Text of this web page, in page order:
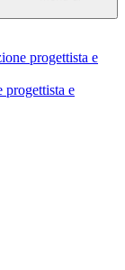
progettista e
e